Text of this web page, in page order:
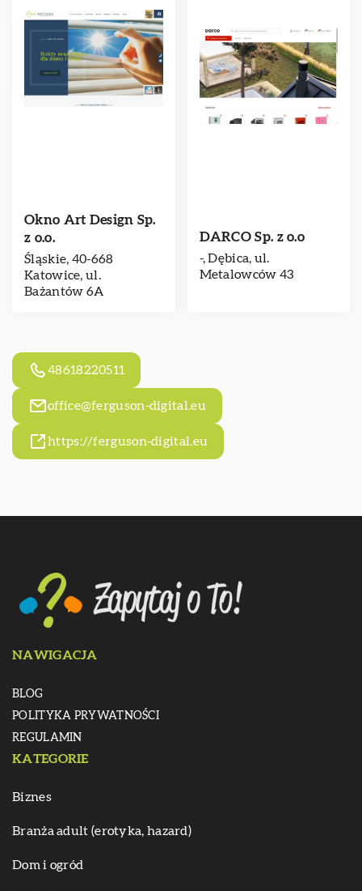
Okno Art Design Sp.
z o.o.
Śląskie, 40-668
Katowice, ul.
Bażantów 6A
DARCO Sp. z o.o
-, Dębica, ul.
Metalowców 43
48618220511
office@ferguson-digital.eu
https://ferguson-digital.eu
NAWIGACJA
BLOG
POLITYKA PRYWATNOŚCI
REGULAMIN
KATEGORIE
Biznes
Branża adult (erotyka, hazard)
Dom i ogród